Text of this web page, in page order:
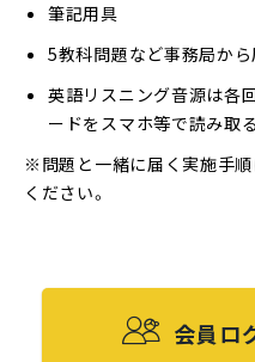
筆記用具
5教科問題など事務局か
英語リスニング音源は各
ードをスマホ等で読み取
※問題と一緒に届く実施手順
ください。
会員ロ